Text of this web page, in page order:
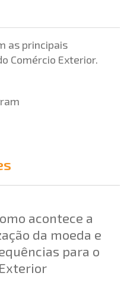
as principais
Comércio Exterior.
acontece a
da moeda e
para o